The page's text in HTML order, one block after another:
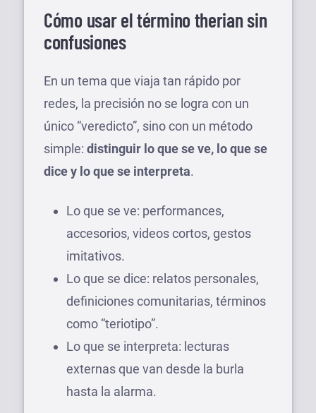
Cómo usar el término therian sin
confusiones
En un tema que viaja tan rápido por
redes, la precisión no se logra con un
único “veredicto”, sino con un método
simple: distinguir lo que se ve, lo que se
dice y lo que se interpreta.
Lo que se ve: performances,
accesorios, videos cortos, gestos
imitativos.
Lo que se dice: relatos personales,
definiciones comunitarias, términos
como “teriotipo”.
Lo que se interpreta: lecturas
externas que van desde la burla
hasta la alarma.